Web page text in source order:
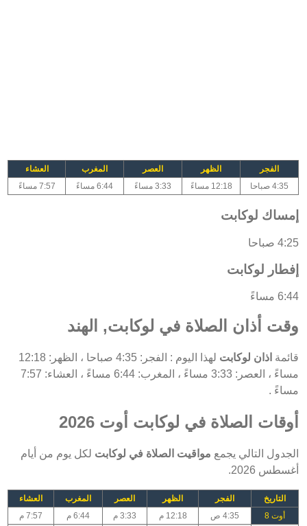
الفجر الظهر العصر المغرب
العشاء
4:35 صباحا
12:18 مساءً 3:33 مساءً 6:44 مساءً 7:57 مساءً
إمساك لوكابت
4:25 صباحا
إفطار لوكابت
6:44 مساءً
وقت أذان الصلاة في لوكابت, الهند
قائمة اذان لوكابت
لهذا اليوم : الفجر: 4:35 صباحا ، الظهر: 12:18
مساءً ، العصر: 3:33 مساءً ، المغرب: 6:44 مساءً ، العشاء: 7:57
مساءً .
أوقات الصلاة في لوكابت أوت 2026
الجدول التالي يجمع مواقيت الصلاة في لوكابت لكل يوم من أيام
أغسطس 2026.
التاريخ الفجر الظهر العصر المغرب
العشاء
أوت 8
4:35 ص 12:18 م 3:33 م 6:44 م
7:57 م